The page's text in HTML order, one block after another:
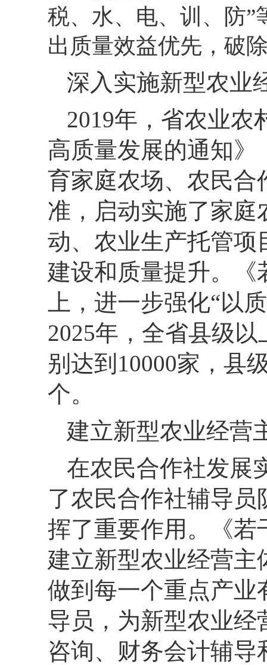
税、 水、 电、 训、
防”
出质量效益优先， 破
深入实施新型农业
2019年， 省农业农
高质量发展的通知》
育家庭农场、 农民合
准， 启动实施了家
动、 农业生产托管项
建设和质量提升。
上， 进一步强化“以
2025年， 全省县级以
别达到10000家， 县
个。
建立新型农业经营
在农民合作社发展
了农民合作社辅导员
挥了重要作用。
《
建立新型农业经营主
做到每一个重点产业
导员， 为新型农业经
咨询、 财务会计辅导